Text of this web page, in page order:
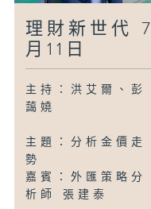
理財新世代 7
月11日
主持：洪艾爾、彭
藹嬈
主題：分析金價走
勢
嘉賓：外匯策略分
析師 張建泰